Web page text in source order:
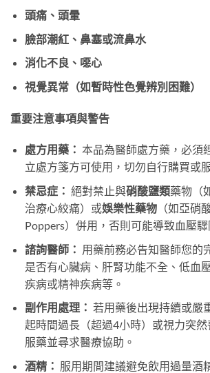
頭痛、頭暈
臉部潮紅、鼻塞或流鼻水
消化不良、噁心
視覺異常（如暫時性色覺辨別困難）​
重要注意事項與警告
處方用藥：​
本品為醫師處方藥，必須
立處方箋方可使用，切勿自行購買或
禁忌症：​ ​ 絕對禁止與硝酸鹽類藥物（
治療心絞痛）或娛樂性藥物（如亞硝
Poppers）併用，否則可能導致血壓驟
諮詢醫師：​
用藥前務必告知醫師您的
是否有心臟病、肝腎功能不全、低血
疾病或精神疾病等。
副作用處理：​
若用藥後出現持續或嚴
起時間過長（超過4小時）或視力突
服藥並尋求醫療協助。
酒精：​
服用期間建議避免飲用過量酒